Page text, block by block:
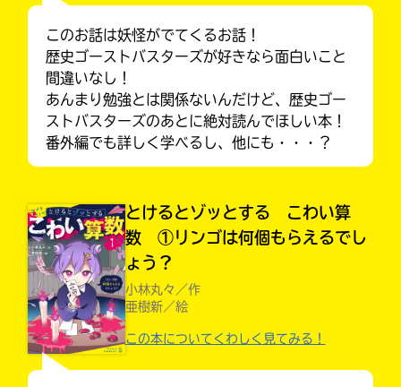
みんなの絵が
このお話は妖怪がでてくるお話！
歴史ゴーストバスターズが好きなら面白いこと
間違いなし！
あんまり勉強とは関係ないんだけど、歴史ゴー
ストバスターズのあとに絶対読んでほしい本！
番外編でも詳しく学べるし、他にも・・・？
とけるとゾッとする こわい算
数 ①リンゴは何個もらえるでし
ょう？
小林丸々／作
亜樹新／絵
この本についてくわしく見てみる！